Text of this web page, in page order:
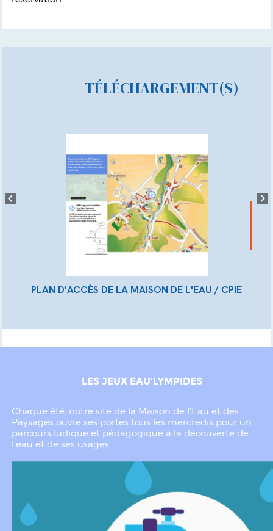
TÉLÉCHARGEMENT(S)
PLAN D'ACCÈS DE LA MAISON DE L'EAU / CPIE
LES JEUX EAU'LYMPIDES
Chaque été, notre site de la Maison de l’Eau et des
Paysages ouvre ses portes tous les mercredis pour un
parcours ludique et pédagogique à la découverte de
l’eau et de ses usages.